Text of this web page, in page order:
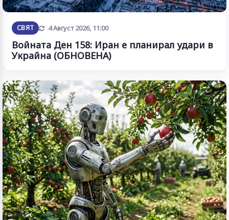
СВЯТ Обновена
4 Август 2026, 11:00
Войната Ден 158: Иран е планирал удари в
Украйна (ОБНОВЕНА)